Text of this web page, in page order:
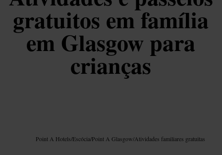
gratuitos em família
em Glasgow para
crianças
Point A Hotels/Escócia/Point A Glasgow/Atividades familiares gratuitas